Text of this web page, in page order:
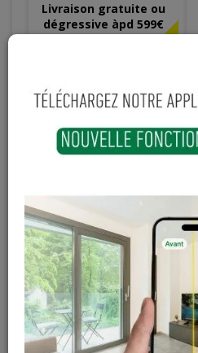
Livraison gratuite ou
dégressive àpd 599€
,46€ TTC
Sur commande
Magasin / Entrepôt
Gosselies
Court-St-Etienne